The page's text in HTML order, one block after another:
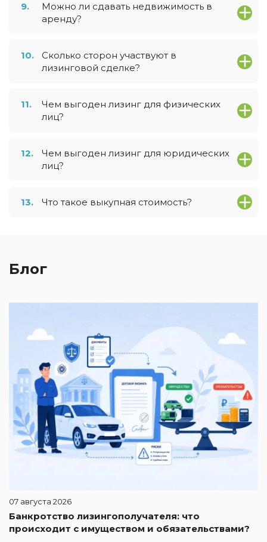
9.
Можно ли сдавать недвижимость в
аренду?
10.
Сколько сторон участвуют в
лизинговой сделке?
11.
Чем выгоден лизинг для физических
лиц?
12.
Чем выгоден лизинг для юридических
лиц?
13. Что такое выкупная стоимость?
Блог
07 августа 2026
Банкротство лизингополучателя: что
происходит с имуществом и обязательствами?